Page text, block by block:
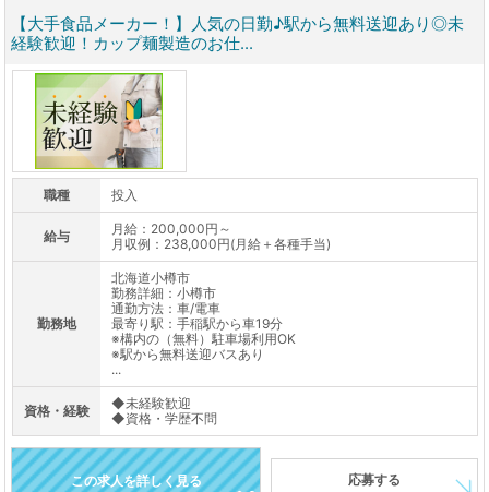
【大手食品メーカー！】人気の日勤♪駅から無料送迎あり◎未
経験歓迎！カップ麺製造のお仕...
職種 投入
給与
月給：200,000円～
月収例：238,000円(月給＋各種手当)
勤務地
北海道小樽市
勤務詳細：小樽市
通勤方法：車/電車
最寄り駅：手稲駅から車19分
※構内の（無料）駐車場利用OK
※駅から無料送迎バスあり
...
資格・経験
◆未経験歓迎
◆資格・学歴不問
この求人を詳しく見る 応募する